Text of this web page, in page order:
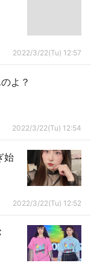
2022/3/22(Tu) 12:57
よ？
2022/3/22(Tu) 12:54
始
2022/3/22(Tu) 12:52